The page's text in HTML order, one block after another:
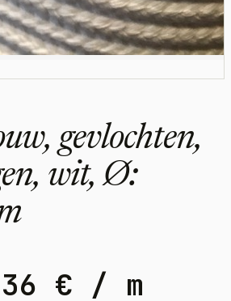
gevlochten,
wit, Ø:
€ / m